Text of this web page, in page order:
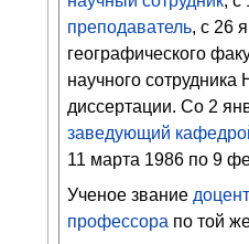
преподаватель, с 26
географического
научного
диссертации. Со 2
заведующий
11 марта 1986 по 9
Ученое звание
профессора по той